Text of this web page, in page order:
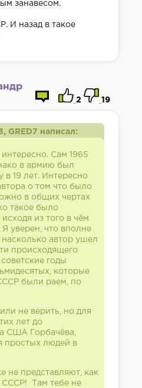
занавесом.
И назад в такое
2 19
GRED7 написал:
Сам 1965
в армию был
в 19 лет. Интересно
о том что было
в общих чертах
такое было
из того в чём
уверен, что вполне
насколько автор ушел
происходящего
годы
которые
были раем, по
не верить, но для
лет до
США Горбачёва,
простых людей в
не представляют, как
СССР! Там тебе не